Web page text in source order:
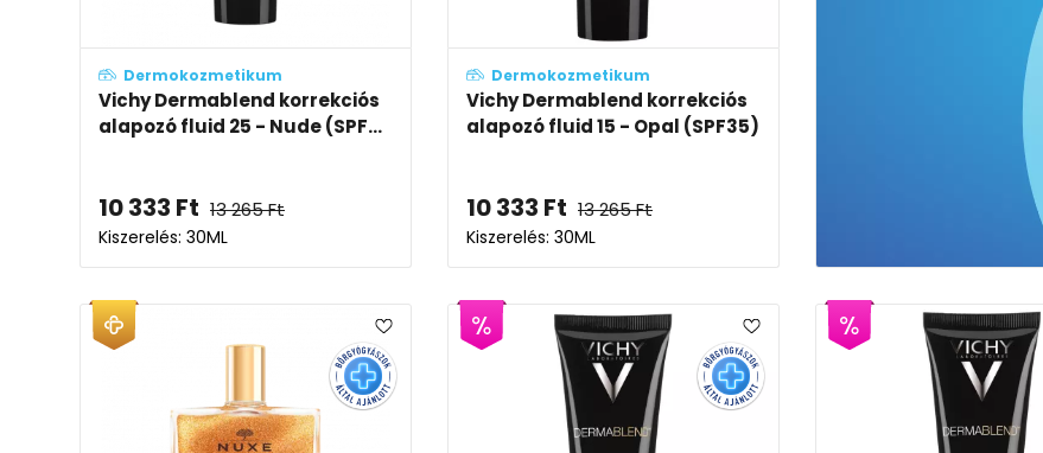
Dermokozmetikum
Vichy Dermablend korrekciós
alapozó fluid 25 - Nude (SPF...
10 333 Ft 13 265Ft
Kiszerelés: 30ML
Dermokozmetikum
Vichy Dermablend korrekciós
alapozó fluid 15 - Opal (SPF35)
10 333 Ft 13 265Ft
Kiszerelés: 30ML